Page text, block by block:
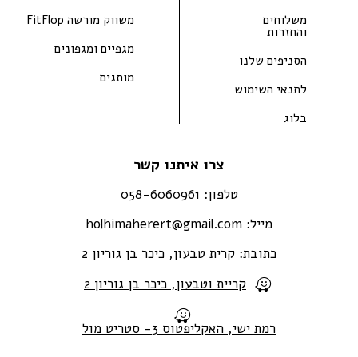
משלוחים
והחזרות
הסניפים שלנו
לתנאי השימוש
בלוג
משווק מורשה FitFlop
מגפיים ומגפונים
מותגים
צרו איתנו קשר
טלפון: 058-6060961
מייל: holhimaherert@gmail.com
כתובת: קרית טבעון, כיכר בן גוריון 2
קריית וטבעון, כיכר בן גוריון 2
רמת ישי, האקליפטוס 3- סטריט מול